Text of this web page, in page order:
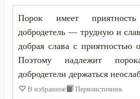
Кощунство
Красота
Крест
Крещение
Лука (Войно-Ясенецкий)
Макарий Великий
Макарий Оптинский (Иванов)
Максим Грек
Порок имеет
добродетель — трудную и
добрая слава с приятностью
Поэтому надлежит
добродетели держаться
В избранное Первоисточник